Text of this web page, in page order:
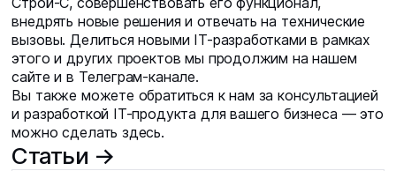
внедрять новые решения и отвечать на технические
вызовы. Делиться новыми IT-разработками в рамках
этого и других проектов мы продолжим на нашем
сайте и в Телеграм-канале.
Вы также можете обратиться к нам за консультацией
и разработкой IT-продукта для вашего бизнеса — это
можно сделать здесь.
Статьи →